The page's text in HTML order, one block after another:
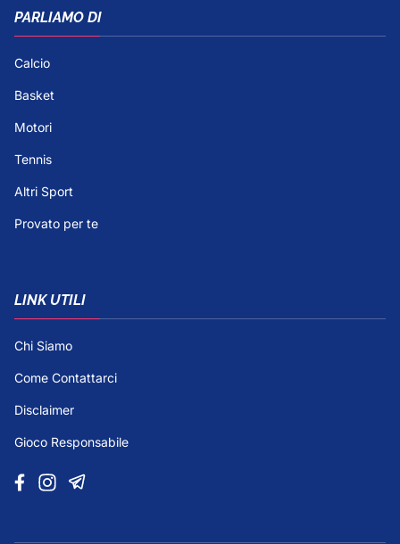
PARLIAMO DI
Calcio
Basket
Motori
Tennis
Altri Sport
Provato per te
LINK UTILI
Chi Siamo
Come Contattarci
Disclaimer
Gioco Responsabile